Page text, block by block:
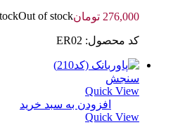
276,000 تومانOut of stock
کد محصول: ER02
سنجش
Quick View
افزودن به سبد خرید
Quick View